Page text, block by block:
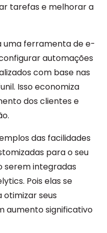
tarefas e melhorar a
uma ferramenta de e-
automações
com base nas
Isso economiza
dos clientes e
das facilidades
para o seu
serem integradas
Pois elas se
seus
aumento significativo